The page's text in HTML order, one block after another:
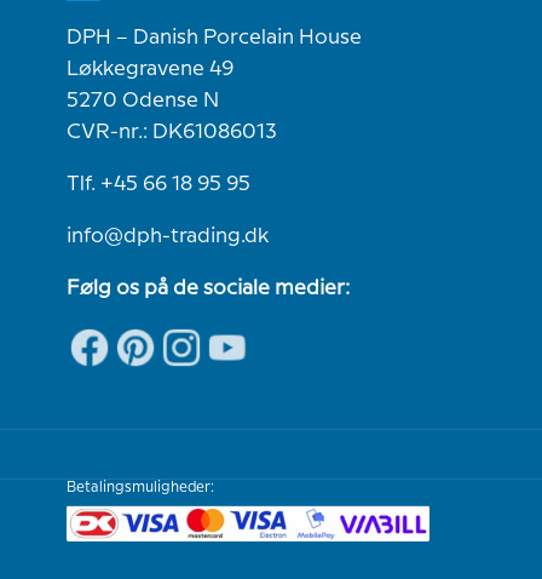
DPH – Danish Porcelain House
Løkkegravene 49
5270 Odense N
CVR-nr.: DK61086013
Tlf. +45 66 18 95 95
info@dph-trading.dk
Følg os på de sociale medier:
Betalingsmuligheder: